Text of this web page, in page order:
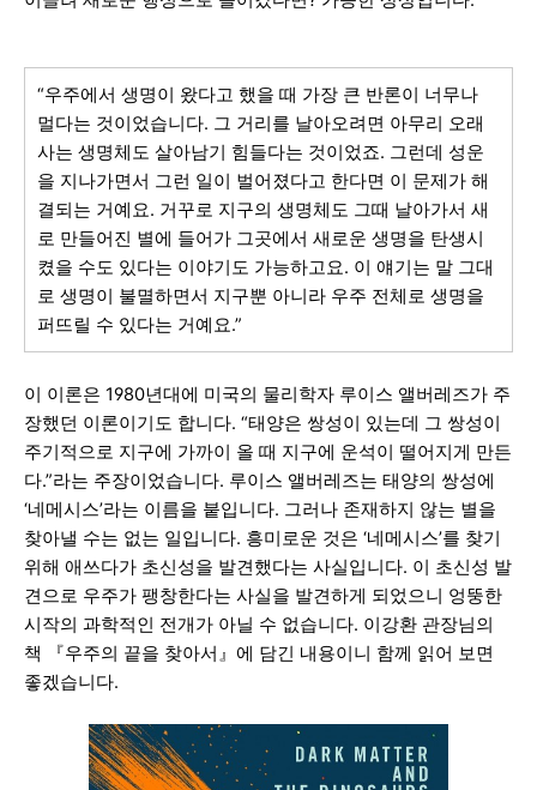
“우주에서 생명이 왔다고 했을 때 가장 큰 반론이 너무나
멀다는 것이었습니다. 그 거리를 날아오려면 아무리 오래
사는 생명체도 살아남기 힘들다는 것이었죠. 그런데 성운
을 지나가면서 그런 일이 벌어졌다고 한다면 이 문제가 해
결되는 거예요. 거꾸로 지구의 생명체도 그때 날아가서 새
로 만들어진 별에 들어가 그곳에서 새로운 생명을 탄생시
켰을 수도 있다는 이야기도 가능하고요. 이 얘기는 말 그대
로 생명이 불멸하면서 지구뿐 아니라 우주 전체로 생명을
퍼뜨릴 수 있다는 거예요.”
이 이론은 1980년대에 미국의 물리학자 루이스 앨버레즈가 주
장했던 이론이기도 합니다. “태양은 쌍성이 있는데 그 쌍성이
주기적으로 지구에 가까이 올 때 지구에 운석이 떨어지게 만든
다.”라는 주장이었습니다. 루이스 앨버레즈는 태양의 쌍성에
‘네메시스’라는 이름을 붙입니다. 그러나 존재하지 않는 별을
찾아낼 수는 없는 일입니다. 흥미로운 것은 ‘네메시스’를 찾기
위해 애쓰다가 초신성을 발견했다는 사실입니다. 이 초신성 발
견으로 우주가 팽창한다는 사실을 발견하게 되었으니 엉뚱한
시작의 과학적인 전개가 아닐 수 없습니다. 이강환 관장님의
책 『우주의 끝을 찾아서』에 담긴 내용이니 함께 읽어 보면
좋겠습니다.